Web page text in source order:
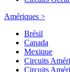
Amériques >
Brésil
Canada
Mexique
Circuits
Circuits